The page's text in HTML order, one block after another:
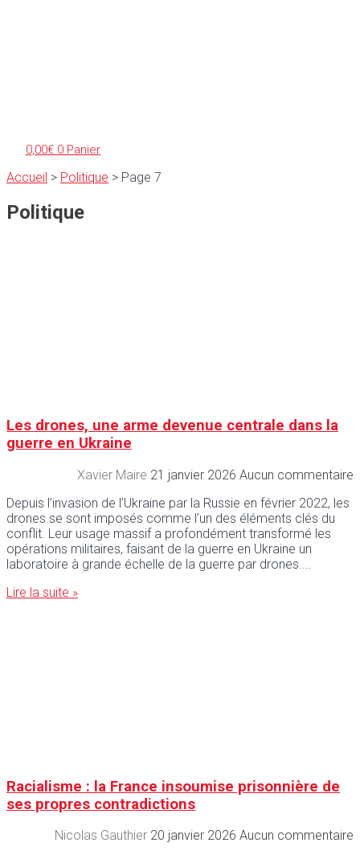
0,00€ 0 Panier
Accueil > Politique > Page 7
Politique
Les drones, une arme devenue centrale dans la
guerre en Ukraine
Xavier Maire 21 janvier 2026 Aucun commentaire
Depuis l’invasion de l’Ukraine par la Russie en février 2022, les
drones se sont imposés comme l’un des éléments clés du
conflit. Leur usage massif a profondément transformé les
opérations militaires, faisant de la guerre en Ukraine un
laboratoire à grande échelle de la guerre par drones.
Lire la suite »
Racialisme : la France insoumise prisonnière de
ses propres contradictions
Nicolas Gauthier 20 janvier 2026 Aucun commentaire